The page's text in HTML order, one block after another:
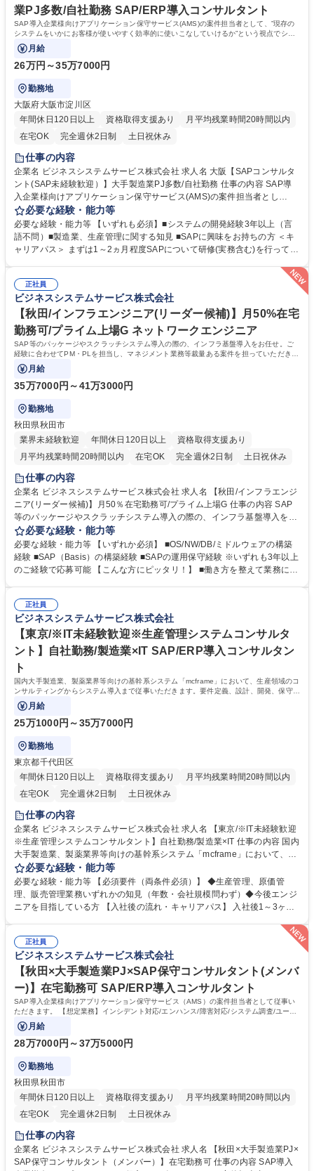
業PJ多数/自社勤務 SAP/ERP導入コンサルタント
SAP導入企業様向けアプリケーション保守サービス(AMS)の案件担当者として、”現存の
システムをいかにお客様が使いやすく効率的に使いこなしていけるか”という視点でシス
テム改善コンサルティングを行います。
月給
26万円～35万7000円
勤務地
大阪府大阪市淀川区
年間休日120日以上
資格取得支援あり
月平均残業時間20時間以内
在宅OK
完全週休2日制 土日祝休み
仕事の内容
企業名 ビジネスシステムサービス株式会社 求人名 大阪【SAPコンサルタ
ント(SAP未経験歓迎）】大手製造業PJ多数/自社勤務 仕事の内容 SAP導
入企業様向けアプリケーション保守サービス(AMS)の案件担当者とし
て、”現存のシステムをいかにお客様が使いやすく効率的に使いこなして
いけるか”という視点でシステム改善コンサルティングを行います。 ◆シ
ステム調査/エンハンス/追加開発 ◆インシデント対応/障害対応 ◆ユーザ教
育/改善提案/報告書作成 ◆導入案件の参画 等 ＜働き方＞親会社との業務連
小規模ながら大手企業の案件に上流から参画できる環境です。また当社側
で案件管理を担っているため働きやすい環境です。 募集職種 大阪【SAP
コンサルタント(SAP未経験歓迎）】大手製造業PJ多数/自社勤務
必要な経験・能力等
必要な経験・能力等 【いずれも必須】■システムの開発経験3年以上（言
語不問）■製造業、生産管理に関する知見 ■SAPに興味をお持ちの方 ＜キ
ャリアパス＞ まずは1～2ヵ月程度SAPについて研修(実務含む)を行ってい
り弊社業務を理解いただいた際には後輩指導やOJT、案件のサブリーダー
などを行っていただきたいと考えています。またその先にはPM/PLとして
案件管理やマネジメントをお任せしたいと考えています。 学歴・資格 学
歴：大学院 大学 高専 短大 専修学校 高校 語学力： 資格：
正社員
ビジネスシステムサービス株式会社
【秋田/インフラエンジニア(リーダー候補)】月50%在宅
勤務可/プライム上場G ネットワークエンジニア
SAP等のパッケージやスクラッチシステム導入の際の、インフラ基盤導入をお任せ。ご
経験に合わせてPM・PLを担当し、マネジメント業務等裁量ある案件を担っていただきま
す。
月給
35万7000円～41万3000円
勤務地
秋田県秋田市
業界未経験歓迎
年間休日120日以上
資格取得支援あり
月平均残業時間20時間以内
在宅OK 完全週休2日制 土日祝休み
仕事の内容
企業名 ビジネスシステムサービス株式会社 求人名 【秋田/インフラエンジ
ニア(リーダー候補)】月50％在宅勤務可/プライム上場G 仕事の内容 SAP
等のパッケージやスクラッチシステム導入の際の、インフラ基盤導入をお
任せ。ご経験に合わせてPM・PLを担当し、マネジメント業務等裁量ある
案件を担っていただきます。 【詳細】●導入時のインフラ構成に関する提
案・設計・構築 ●導入済みシステムの運用設計・運用 ●顧客・ベンダーへ
の対応 ●サイジング・工数の見積、新規構築 ●案件・メンバーのマネジメ
めた上で従事いただけます！ 募集職種 【秋田/インフラエンジニア(リーダ
ー候補)】月50％在宅勤務可/プライム上場G
必要な経験・能力等
必要な経験・能力等 【いずれか必須】 ■OS/NW/DB/ミドルウェアの構築
経験 ■SAP（Basis）の構築経験 ■SAPの運用保守経験 ※いずれも3年以上
のご経験で応募可能 【こんな方にピッタリ！】 ■働き方を整えて業務に取
しますが、それ以外は基本は月～金・就業時間での対応。 ■常駐原則な
し！自社勤務と在宅勤務(週2～3程度)■大手企業案件多数 ■適性や希望を元
に案件にアサイン・キャリアを描きやすい環境！ 学歴・資格 学歴：大学
院 大学 高専 短大 専修学校 高校 語学力： 資格：
正社員
ビジネスシステムサービス株式会社
【東京/※IT未経験歓迎※生産管理システムコンサルタ
ント】自社勤務/製造業×IT SAP/ERP導入コンサルタン
ト
国内大手製造業、製薬業界等向けの基幹系システム「mcframe」において、生産領域のコ
ンサルティングからシステム導入まで従事いただきます。要件定義、設計、開発、保守、
運用等、従事いただく内容はご経験や
月給
25万1000円～35万7000円
勤務地
東京都千代田区
年間休日120日以上
資格取得支援あり
月平均残業時間20時間以内
在宅OK
完全週休2日制 土日祝休み
仕事の内容
企業名 ビジネスシステムサービス株式会社 求人名 【東京/※IT未経験歓迎
※生産管理システムコンサルタント】自社勤務/製造業×IT 仕事の内容 国内
大手製造業、製薬業界等向けの基幹系システム「mcframe」において、生
産領域のコンサルティングからシステム導入まで従事いただきます。要件
定義、設計、開発、保守、運用等、従事いただく内容はご経験や ご希望に
合わせて決定いたします。 ITやプログラミング未経験の方でも製造業の知
見を活かしながらキャリアップが図れます！ 【業務詳細】 mcframeの導
【東京/※IT未経験歓迎※生産管理システムコンサルタント】自社勤務/製
造業×IT
必要な経験・能力等
必要な経験・能力等 【必須要件（両条件必須）】 ◆生産管理、原価管
理、販売管理業務いずれかの知見（年数・会社規模問わず）◆今後エンジ
ニアを目指している方 【入社後の流れ・キャリアパス】 入社後1～3ヶ月
現場の業務を徐々にご参加いただく予定です。一通り弊社業務を理解いた
だいた際には後輩指導やOJT、案件のサブリーダー、またその先にはPM/P
Lとして案件管理やマネジメントをお任せしたいと考えていますが、ご自
身の進みたい方向に合わせてスペシャリストのキャリアを目指していただ
くことも可能です。 学歴・資格 学歴：大学院 大学 高専 短大 専修学校 高
校 語学力： 資格：
正社員
ビジネスシステムサービス株式会社
【秋田×大手製造業PJ×SAP保守コンサルタント(メンバ
ー)】在宅勤務可 SAP/ERP導入コンサルタント
SAP導入企業様向けアプリケーション保守サービス（AMS）の案件担当者として従事い
ただきます。 【想定業務】インシデント対応/エンハンス/障害対応/システム調査/ユーザ
教育/改善提案
月給
28万7000円～37万5000円
勤務地
秋田県秋田市
年間休日120日以上
資格取得支援あり
月平均残業時間20時間以内
在宅OK
完全週休2日制 土日祝休み
仕事の内容
企業名 ビジネスシステムサービス株式会社 求人名 【秋田×大手製造業PJ×
SAP保守コンサルタント（メンバー）】在宅勤務可 仕事の内容 SAP導入